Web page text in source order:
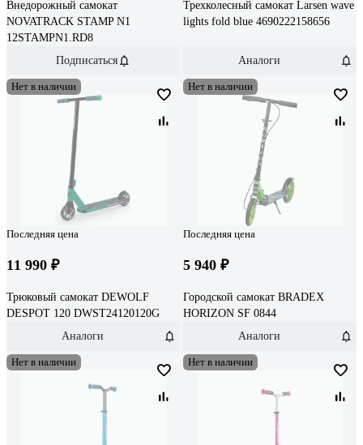
Внедорожный самокат
NOVATRACK STAMP N1
12STAMPN1.RD8
Подписаться
Трехколесный самокат Larsen wave
lights fold blue 4690222158656
Аналоги
Нет в наличии
Последняя цена
11 990 ₽
Трюковый самокат DEWOLF
DESPOT 120 DWST24120120G
Аналоги
Нет в наличии
Последняя цена
5 940 ₽
Городской самокат BRADEX
HORIZON SF 0844
Аналоги
Нет в наличии Нет в наличии